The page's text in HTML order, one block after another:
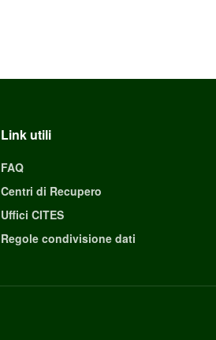
Link utili
FAQ
Centri di Recupero
Uffici CITES
Regole condivisione dati